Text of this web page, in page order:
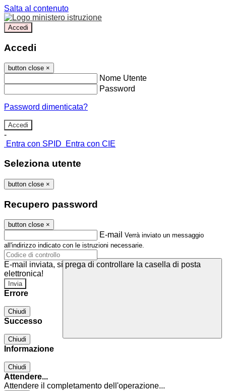
Salta al contenuto
Accedi
Accedi
button close ×
Nome Utente
Password
Password dimenticata?
-
Entra con SPID
Entra con CIE
Seleziona utente
button close ×
Recupero password
button close ×
E-mail Verrà inviato un messaggio
all'indirizzo indicato con le istruzioni necessarie.
E-mail inviata, si prega di controllare la casella di posta
elettronica!
Errore
Chiudi
Successo
Chiudi
Informazione
Chiudi
Attendere...
Attendere il completamento dell'operazione...